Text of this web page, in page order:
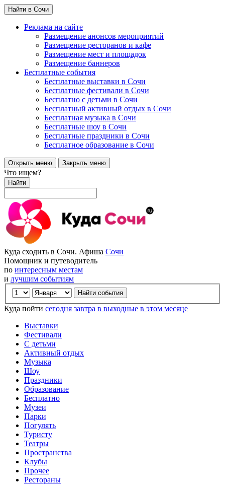
Найти в Сочи
Реклама на сайте
Размещение анонсов мероприятий
Размещение ресторанов и кафе
Размещение мест и площадок
Размещение баннеров
Бесплатные события
Бесплатные выставки в Сочи
Бесплатные фестивали в Сочи
Бесплатно с детьми в Сочи
Бесплатный активный отдых в Сочи
Бесплатная музыка в Сочи
Бесплатные шоу в Сочи
Бесплатные праздники в Сочи
Бесплатное образование в Сочи
Открыть меню Закрыть меню
Что ищем?
Найти
Куда сходить в Сочи. Афиша Сочи
Помощник и путеводитель
по интересным местам
и лучшим событиям
Куда пойти сегодня завтра в выходные в этом месяце
Выставки
Фестивали
С детьми
Активный отдых
Музыка
Шоу
Праздники
Образование
Бесплатно
Музеи
Парки
Погулять
Туристу
Театры
Пространства
Клубы
Прочее
Рестораны